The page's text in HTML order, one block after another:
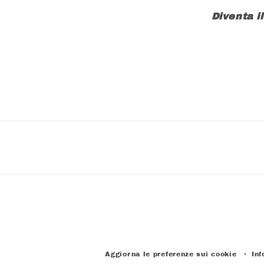
Diventa
Aggiorna le preferenze sui cookie